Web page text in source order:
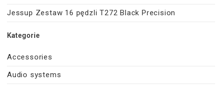
Jessup Zestaw 16 pędzli T272 Black Precision
Kategorie
Accessories
Audio systems